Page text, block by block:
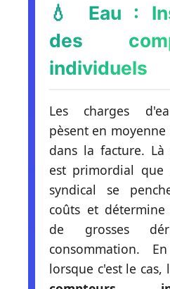
💧 Eau :
des
individuels
Les charges
pèsent en moyenne
dans la facture. Là
est primordial que
syndical se
coûts et
de grosses
consommation.
lorsque c'est le cas,